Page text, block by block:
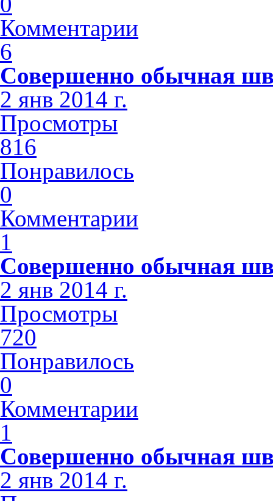
Комментарии
6
Совершенно обычная
2 янв 2014 г.
Просмотры
816
Понравилось
0
Комментарии
1
Совершенно обычная
2 янв 2014 г.
Просмотры
720
Понравилось
0
Комментарии
1
Совершенно обычная
2 янв 2014 г.